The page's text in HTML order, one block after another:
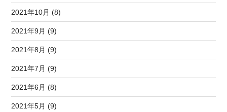
2021年10月 (8)
2021年9月 (9)
2021年8月 (9)
2021年7月 (9)
2021年6月 (8)
2021年5月 (9)